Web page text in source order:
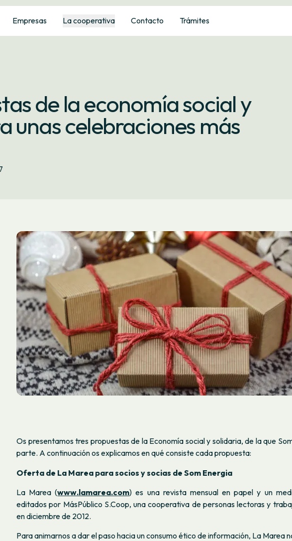
Empresas La cooperativa Contacto Trámites
de la economía social y
unas celebraciones más
Os presentamos tres propuestas de la Economía social y solidaria, de la que
parte. A continuación os explicamos en qué consiste cada propuesta:
Oferta de La Marea para socios y socias de Som Energia
La Marea (www.lamarea.com) es una revista mensual en papel y un
editados por MásPúblico S.Coop, una cooperativa de personas lectoras y
en diciembre de 2012.
Para animarnos a dar el paso hacia un consumo ético de información, La Marea